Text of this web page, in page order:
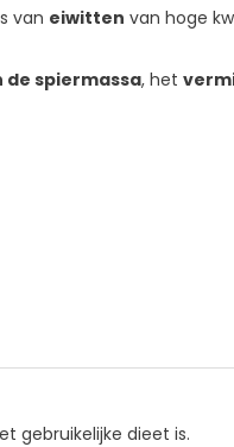
van eiwitten van hoge
spiermassa, het
gebruikelijke dieet is.